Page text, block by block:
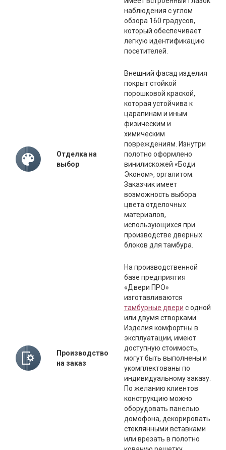
наблюдения с углом
обзора 160 градусов,
который обеспечивает
легкую идентификацию
посетителей.
Отделка на
выбор
Внешний фасад изделия
покрыт стойкой
порошковой краской,
которая устойчива к
царапинам и иным
физическим и
химическим
повреждениям. Изнутри
полотно оформлено
винилискожей «Боди
Эконом», оргалитом.
Заказчик имеет
возможность выбора
цвета отделочных
материалов,
использующихся при
производстве дверных
блоков для тамбура.
Производство
на заказ
На производственной
базе предприятия
«Двери ПРО»
изготавливаются
тамбурные двери с одной
или двумя створками.
Изделия комфортны в
эксплуатации, имеют
доступную стоимость,
могут быть выполнены и
укомплектованы по
индивидуальному заказу.
По желанию клиентов
конструкцию можно
оборудовать панелью
домофона, декорировать
стеклянными вставками
или врезать в полотно